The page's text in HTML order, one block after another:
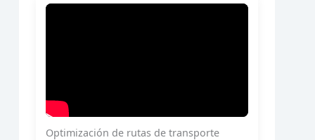
Optimización de rutas de transporte